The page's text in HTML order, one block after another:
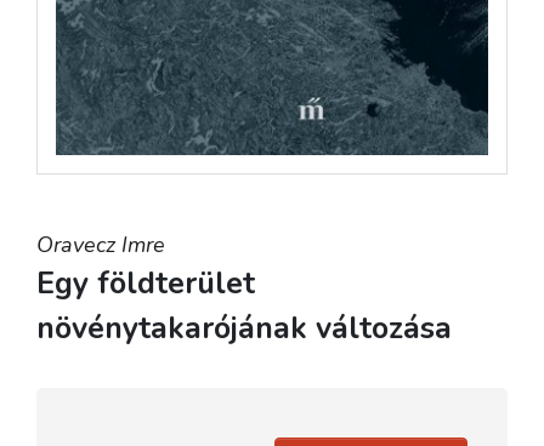
Oravecz Imre
Egy földterület
növénytakarójának változása